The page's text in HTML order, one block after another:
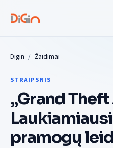
Digin Žaidimai
STRAIPSNIS
„Grand
pramogų